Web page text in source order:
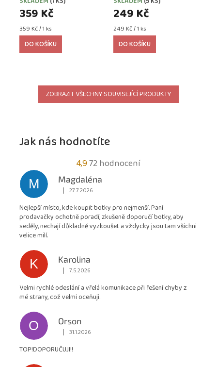
359 Kč
Měrná
cena:
359 Kč / 1 ks
DO KOŠÍKU
VOSKEM
249 Kč
Měrná
cena:
249 Kč / 1 ks
DO KOŠÍKU
ZOBRAZIT VŠECHNY SOUVISEJÍCÍ PRODUKTY
Jak nás hodnotíte
4,9Průměrné
hodnocení
obchodu
4,9
z
72 hodnocení
M
Magdaléna
Hodnocení obchodu je 5 z 5 hvězdiček.
| 27.7.2026
Nejlepší místo, kde koupit botky pro nejmenší. Paní
prodavačky ochotně poradí, zkušeně doporučí botky, aby
seděly, nechají důkladně vyzkoušet a vždycky jsou tam všichni
velice milí.
K
Karolina
Hodnocení obchodu je 5 z 5 hvězdiček.
| 7.5.2026
Velmi rychlé odeslání a vřelá komunikace při řešení chyby z
mé strany, což velmi oceňuji.
O
Orson
Hodnocení obchodu je 5 z 5 hvězdiček.
| 31.1.2026
TOP!DOPORUČUJI!!